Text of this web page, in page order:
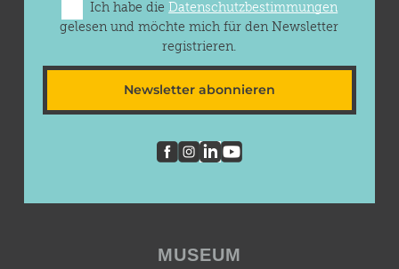
Ich habe die
Datenschutzbestimmungen
gelesen und möchte mich für den Newsletter
registrieren.
Newsletter abonnieren
MUSEUM